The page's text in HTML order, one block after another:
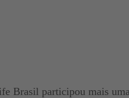
Brasil participou mais